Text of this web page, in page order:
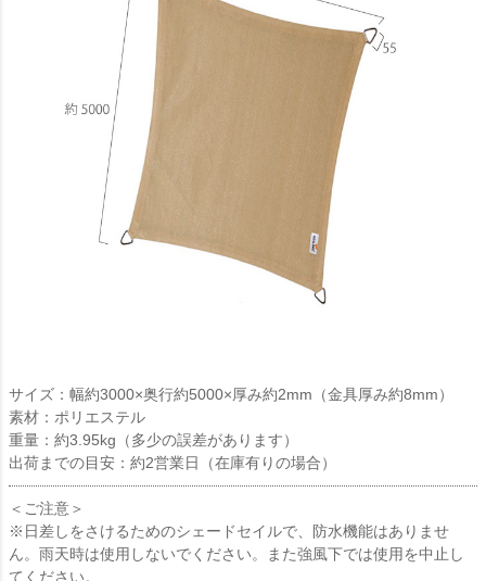
サイズ：幅約3000×奥行約5000×厚み約2mm（金具厚み約8mm）
素材：ポリエステル
重量：約3.95kg（多少の誤差があります）
出荷までの目安：約2営業日（在庫有りの場合）
＜ご注意＞
※日差しをさけるためのシェードセイルで、防水機能はありませ
ん。雨天時は使用しないでください。また強風下では使用を中止し
てください。